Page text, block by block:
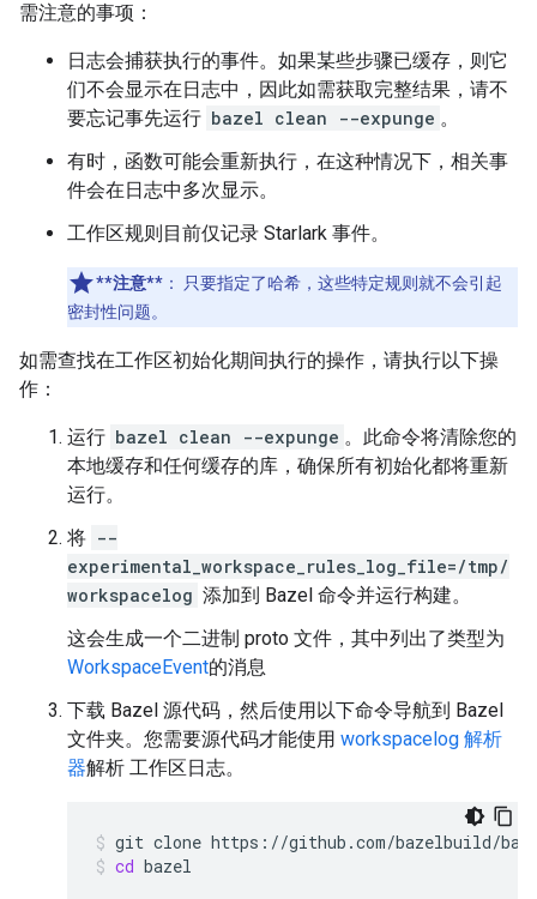
需注意的事项：
日志会捕获执行的事件。如果某些步骤已缓存，则它
们不会显示在日志中，因此如需获取完整结果，请不
要忘记事先运行 bazel clean --expunge 。
有时，函数可能会重新执行，在这种情况下，相关事
件会在日志中多次显示。
工作区规则目前仅记录 Starlark 事件。
**注意** ：
只要指定了哈希，这些特定规则就不会引起
密封性问题。
如需查找在工作区初始化期间执行的操作，请执行以下操
作：
运行 bazel clean --expunge 。此命令将清除您的
本地缓存和任何缓存的库，确保所有初始化都将重新
运行。
将 --
experimental_workspace_rules_log_file=/tmp/
workspacelog 添加到 Bazel 命令并运行构建。
这会生成一个二进制 proto 文件，其中列出了类型为
WorkspaceEvent的消息
下载 Bazel 源代码，然后使用以下命令导航到 Bazel
文件夹。您需要源代码才能使用 workspacelog 解析
器解析 工作区日志。
git clone https://github.com/bazelbuild/
cd bazel